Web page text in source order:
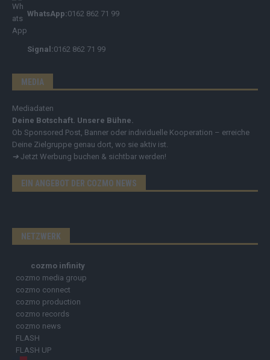
WhatsApp:0162 862 71 99
Signal:0162 862 71 99
MEDIA
Mediadaten
Deine Botschaft. Unsere Bühne.
Ob Sponsored Post, Banner oder individuelle Kooperation – erreiche
Deine Zielgruppe genau dort, wo sie aktiv ist.
➔ Jetzt Werbung buchen & sichtbar werden!
EIN ANGEBOT DER COZMO NEWS
NETZWERK
cozmo infinity
cozmo media group
cozmo connect
cozmo production
cozmo records
cozmo news
FLASH
FLASH UP